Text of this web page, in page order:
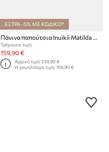
ΕΞΤΡΑ -5% ΜΕ ΚΩΔΙΚΟ*
Τρέχουσα τιμή:
159,90 €
Αρχική τιμή:239,90 €
Η χαμηλότερη τιμή:169,90 €